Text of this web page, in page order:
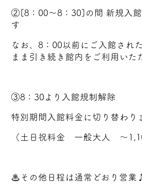
②[8：00～8：30]の間 新規入館
す
なお、8：00以前にご入館され
まま引き続き館内をご利用いた
③8：30より入館規制解除
特別期間入館料金に切り替わり
（土日祝料金 一般大人 ～
♨その他日程は通常どおり営業